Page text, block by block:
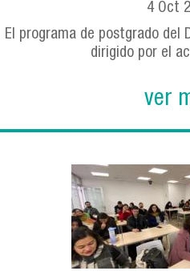
4 Oct
El programa de postgrado del
dirigido por el
ver